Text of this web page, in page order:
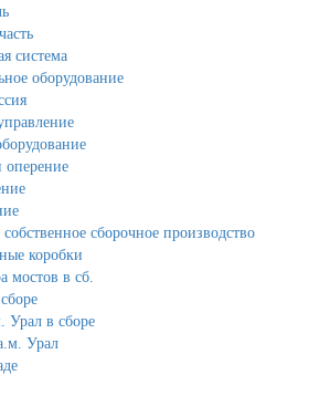
система
оборудование
оперение
сборочное производство
коробки
мостов в сб.
Урал в сборе
Урал